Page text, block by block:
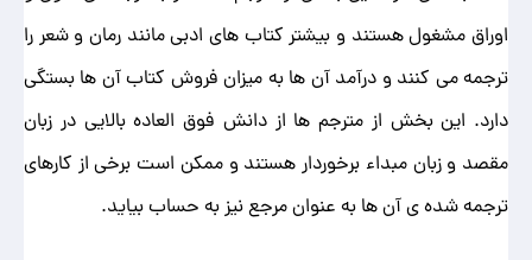
اوراق مشغول هستند و بیشتر کتاب های ادبی مانند رمان و شعر را
ترجمه می کنند و درآمد آن ها به میزان فروش کتاب آن ها بستگی
دارد. این بخش از مترجم ها از دانش فوق العاده بالایی در زبان
مقصد و زبان مبداء برخوردار هستند و ممکن است برخی از کارهای
ترجمه شده ی آن ها به عنوان مرجع نیز به حساب بیاید.